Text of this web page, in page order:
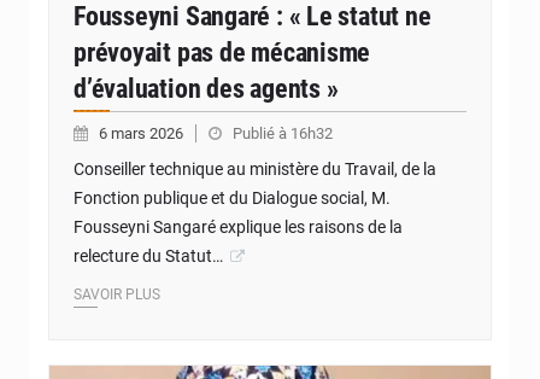
Fousseyni Sangaré : « Le statut ne
prévoyait pas de mécanisme
d’évaluation des agents »
6 mars 2026 Publié à 16h32
Conseiller technique au ministère du Travail, de la
Fonction publique et du Dialogue social, M.
Fousseyni Sangaré explique les raisons de la
relecture du Statut…
SAVOIR PLUS